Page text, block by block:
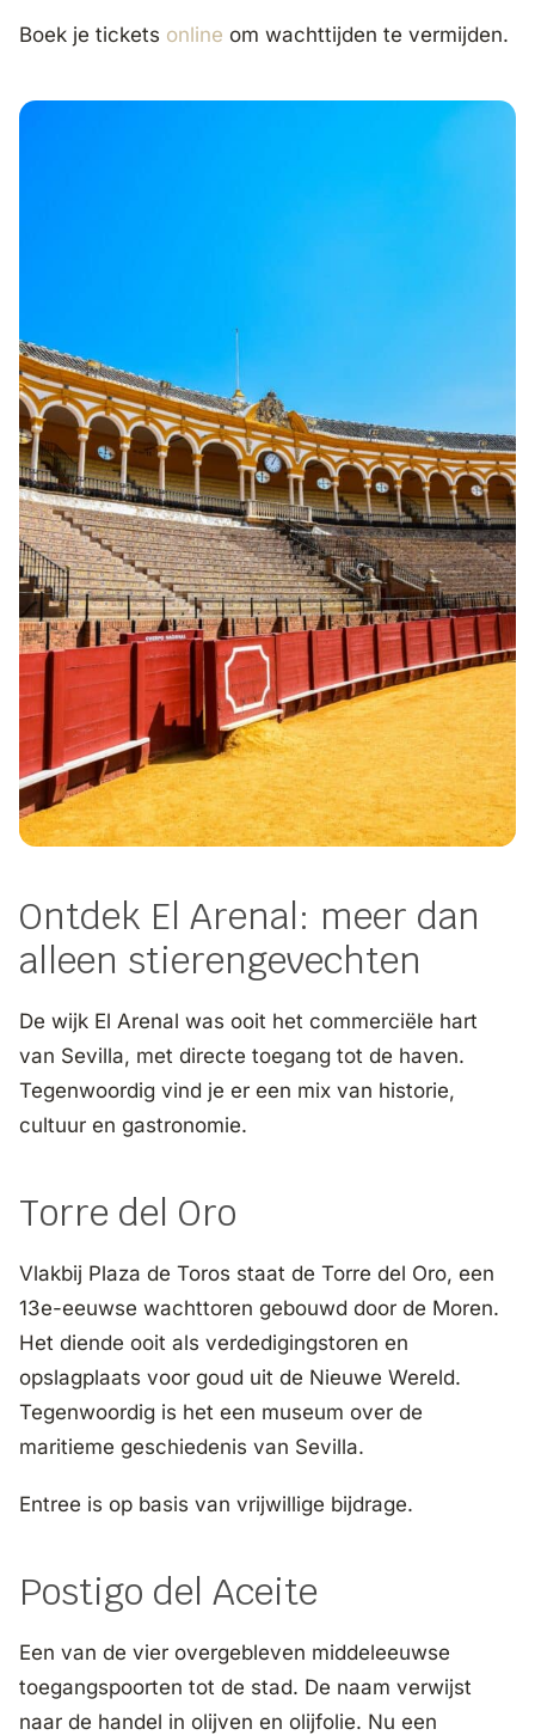
Boek je tickets online om wachttijden te vermijden.
Ontdek El Arenal: meer dan
alleen stierengevechten
De wijk El Arenal was ooit het commerciële hart
van Sevilla, met directe toegang tot de haven.
Tegenwoordig vind je er een mix van historie,
cultuur en gastronomie.
Torre del Oro
Vlakbij Plaza de Toros staat de Torre del Oro, een
13e-eeuwse wachttoren gebouwd door de Moren.
Het diende ooit als verdedigingstoren en
opslagplaats voor goud uit de Nieuwe Wereld.
Tegenwoordig is het een museum over de
maritieme geschiedenis van Sevilla.
Entree is op basis van vrijwillige bijdrage.
Postigo del Aceite
Een van de vier overgebleven middeleeuwse
toegangspoorten tot de stad. De naam verwijst
naar de handel in olijven en olijfolie. Nu een